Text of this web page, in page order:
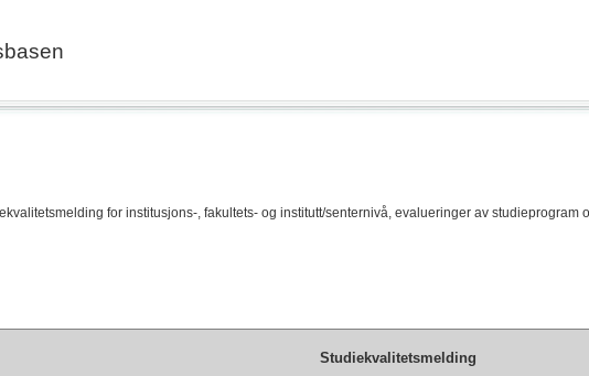
for institusjons-, fakultets- og institutt/senternivå, evalueringer av
Studiekvalitetsmelding